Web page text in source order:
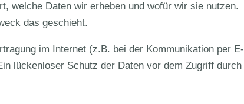
welche Daten wir erheben und wofür wir sie nutzen.
das geschieht.
im Internet (z.B. bei der Kommunikation per E-
lückenloser Schutz der Daten vor dem Zugriff durch